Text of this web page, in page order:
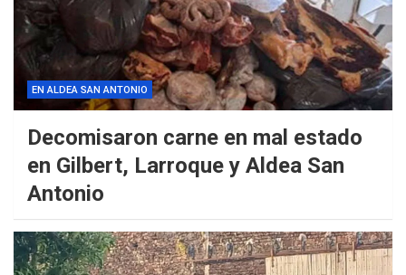
EN ALDEA SAN ANTONIO
Decomisaron carne en mal estado
en Gilbert, Larroque y Aldea San
Antonio